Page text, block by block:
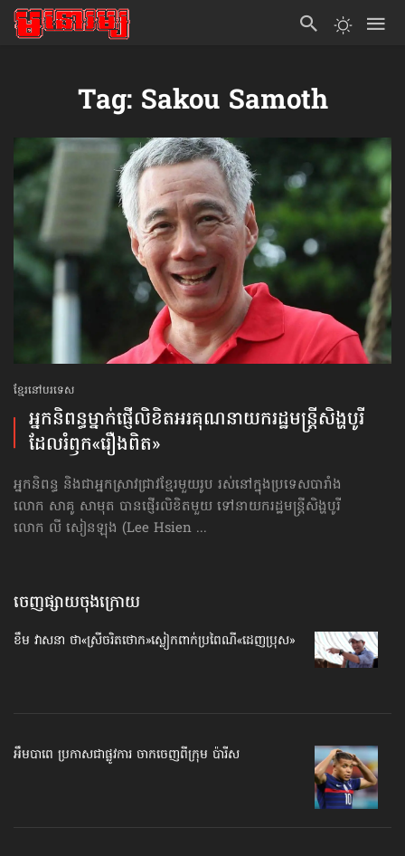
Tag: Sakou Samoth
ខ្មែរនៅបរទេស
អ្នកនិពន្ធ​ម្នាក់​ផ្ញើ​លិខិត​អរគុណនាយករដ្ឋមន្ត្រី​សិង្ហបូរី
ដែលរំឭក«រឿងពិត»
អ្នកនិពន្ធ និងជាអ្នកស្រាវជ្រាវខ្មែរមួយរូប រស់នៅក្នុងប្រទេសបារាំង
លោក សាគូ សាមុត បានផ្ញើរលិខិតមួយ ទៅនាយករដ្ឋមន្ត្រីសិង្ហបូរី
លោក លី សៀនឡុង (Lee Hsien ...
ចេញផ្សាយចុងក្រោយ
ខឹម វាសនា ថា«ស្រីចរិតថោក»​ស្លៀកពាក់ប្រពៃណី​«ដេញប្រុស»
អឹមបាពេ ប្រកាសជាផ្លូវការ ចាកចេញពីក្រុម ប៉ារីស